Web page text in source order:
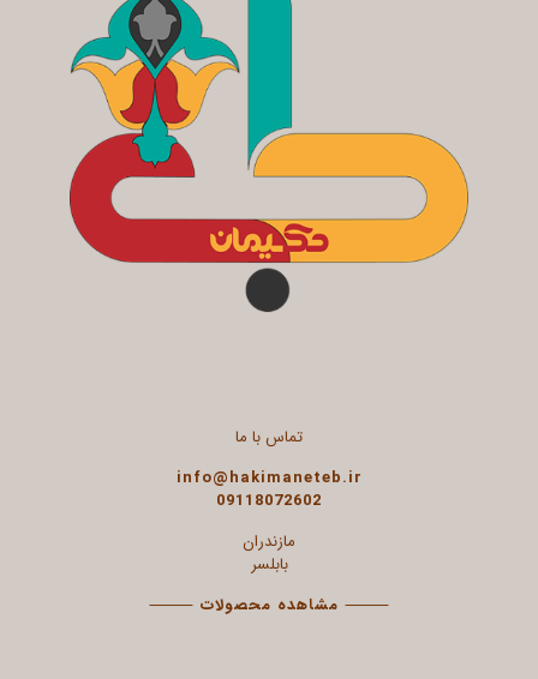
تماس با ما
info@hakimaneteb.ir
09118072602
مازندران
بابلسر
⸻ مشاهده محصولات ⸻